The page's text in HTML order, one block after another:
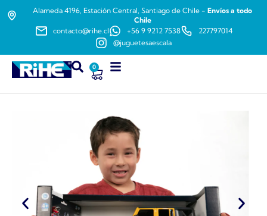
Alameda 4196, Estación Central, Santiago de Chile - Envíos a todo
Chile
contacto@rihe.cl
+56 9 9212 7538
227797014
@juguetesaescala
0